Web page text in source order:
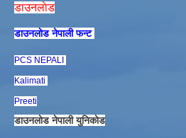
डाउनलाेड
डाउनलाेड नेपाली फन्ट
PCS NEPALI
Kalimati
Preeti
डाउनलाेड नेपाली युनिकाेड